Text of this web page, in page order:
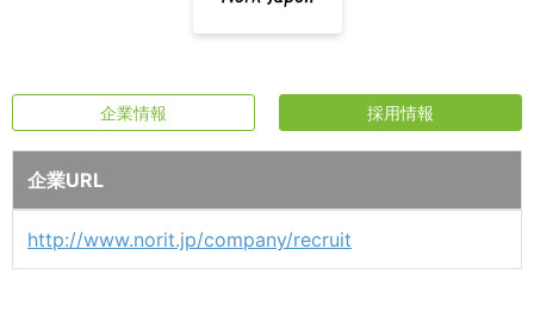
企業情報 採用情報
企業URL
http://www.norit.jp/company/recruit